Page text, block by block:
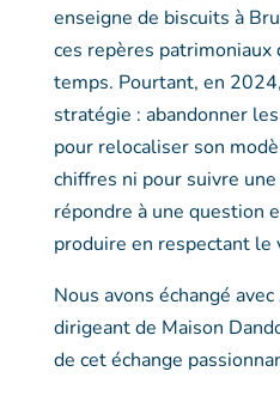
enseigne de biscuits à
ces repères
temps. Pourtant, en
stratégie : abandonner
pour relocaliser son
chiffres ni pour suivre
répondre à une question
produire en respectant le
Nous avons échangé
dirigeant de Maison
de cet échange